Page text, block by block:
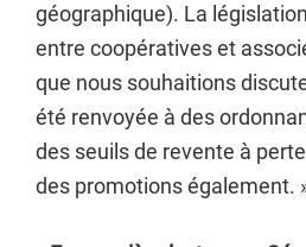
géographique). La
entre coopératives et
que nous souhaitions
été renvoyée à des
des seuils de revente à
des promotions également.